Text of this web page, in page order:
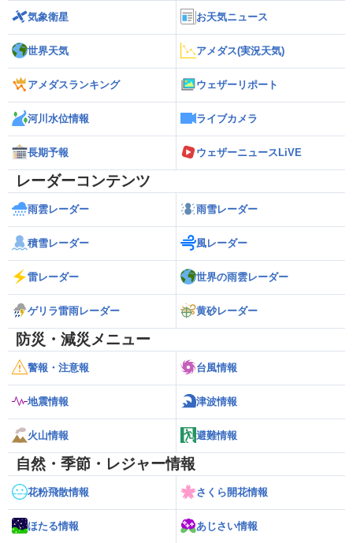
気象衛星 お天気ニュース
世界天気 アメダス(実況天気)
アメダスランキング ウェザーリポート
河川水位情報 ライブカメラ
長期予報 ウェザーニュースLiVE
レーダーコンテンツ
雨雲レーダー 雨雪レーダー
積雪レーダー 風レーダー
雷レーダー 世界の雨雲レーダー
ゲリラ雷雨レーダー 黄砂レーダー
防災・減災メニュー
警報・注意報 台風情報
地震情報 津波情報
火山情報 避難情報
自然・季節・レジャー情報
花粉飛散情報 さくら開花情報
ほたる情報 あじさい情報